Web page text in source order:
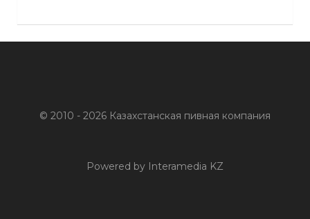
© 2010 - 2026 Казахстанская пивная компания
Powered by Interamedia KZ